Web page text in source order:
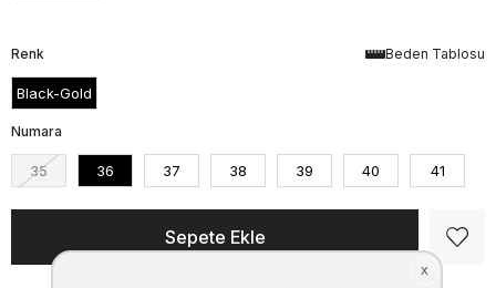
Beden Tablosu
Renk
Black-Gold
Numara
35 36 37 38 39 40 41